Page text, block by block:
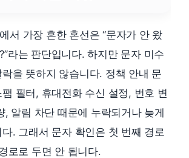
서 가장 흔한 혼선은 “문자가 안 왔
라는 판단입니다. 하지만 문자 미수
을 뜻하지 않습니다. 정책 안내 문
필터, 휴대전화 수신 설정, 번호 변
, 알림 차단 때문에 누락되거나 늦게
. 그래서 문자 확인은 첫 번째 경로
로로 두면 안 됩니다.